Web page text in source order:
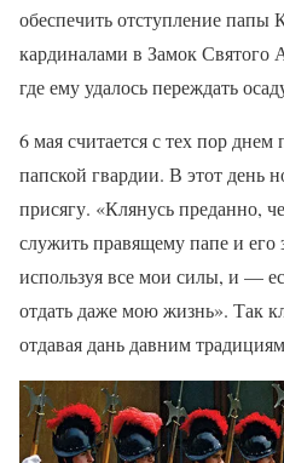
обеспечить отступление папы
кардиналами в Замок Святого
где ему удалось переждать
6 мая считается с тех пор
папской гвардии. В этот день
присягу. «Клянусь преданно,
служить правящему папе и
используя все мои силы, и —
отдать даже мою жизнь». Так
отдавая дань давним